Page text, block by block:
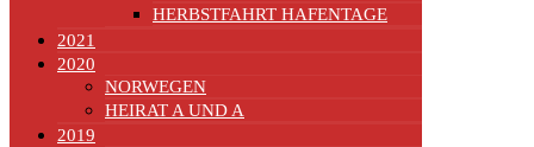
HERBSTFAHRT HAFENTAGE
2021
2020
NORWEGEN
HEIRAT A UND A
2019